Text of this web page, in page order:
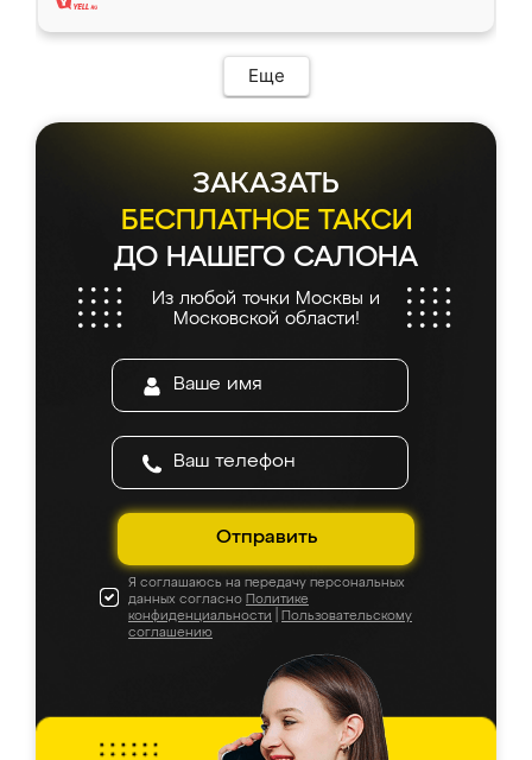
Еще
ЗАКАЗАТЬ
БЕСПЛАТНОЕ ТАКСИ
ДО НАШЕГО САЛОНА
Из любой точки Москвы и
Московской области!
Отправить
Я соглашаюсь на передачу персональных
данных согласно Политике
конфиденциальности
Пользовательскому
соглашению